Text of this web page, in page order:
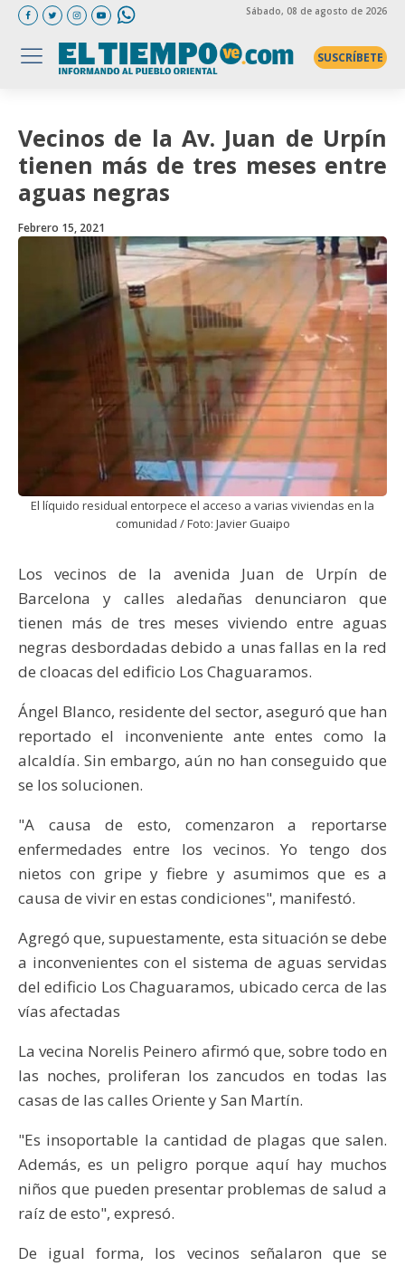
Sábado, 08 de agosto de 2026
SUSCRÍBETE
Vecinos de la Av. Juan de Urpín
tienen más de tres meses entre
aguas negras
Febrero 15, 2021
El líquido residual entorpece el acceso a varias viviendas en la
comunidad / Foto: Javier Guaipo
Los vecinos de la avenida Juan de Urpín de
Barcelona y calles aledañas denunciaron que
tienen más de tres meses viviendo entre aguas
negras desbordadas debido a unas fallas en la red
de cloacas del edificio Los Chaguaramos.
Ángel Blanco, residente del sector, aseguró que han
reportado el inconveniente ante entes como la
alcaldía. Sin embargo, aún no han conseguido que
se los solucionen.
"A causa de esto, comenzaron a reportarse
enfermedades entre los vecinos. Yo tengo dos
nietos con gripe y fiebre y asumimos que es a
causa de vivir en estas condiciones", manifestó.
Agregó que, supuestamente, esta situación se debe
a inconvenientes con el sistema de aguas servidas
del edificio Los Chaguaramos, ubicado cerca de las
vías afectadas
La vecina Norelis Peinero afirmó que, sobre todo en
las noches, proliferan los zancudos en todas las
casas de las calles Oriente y San Martín.
"Es insoportable la cantidad de plagas que salen.
Además, es un peligro porque aquí hay muchos
niños que pueden presentar problemas de salud a
raíz de esto", expresó.
De igual forma, los vecinos señalaron que se